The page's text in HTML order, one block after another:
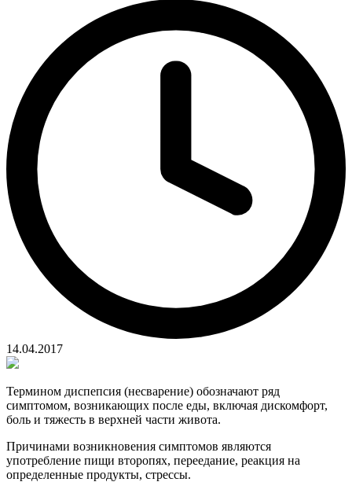
14.04.2017
Термином диспепсия (несварение) обозначают ряд
симптомом, возникающих после еды, включая дискомфорт,
боль и тяжесть в верхней части живота.
Причинами возникновения симптомов являются
употребление пищи второпях, переедание, реакция на
определенные продукты, стрессы.